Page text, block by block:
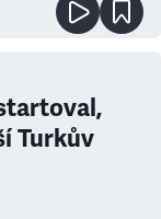
Turkův